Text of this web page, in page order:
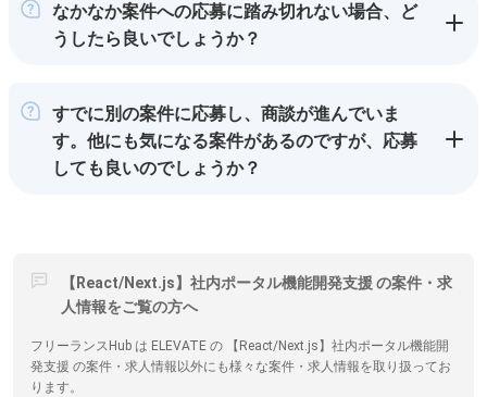
なかなか案件への応募に踏み切れない場合、ど
うしたら良いでしょうか？
すでに別の案件に応募し、商談が進んでいま
す。他にも気になる案件があるのですが、応募
しても良いのでしょうか？
【React/Next.js】社内ポータル機能開発支援 の案件・求
人情報をご覧の方へ
フリーランスHub は ELEVATE の 【React/Next.js】社内ポータル機能開
発支援 の案件・求人情報以外にも様々な案件・求人情報を取り扱ってお
ります。